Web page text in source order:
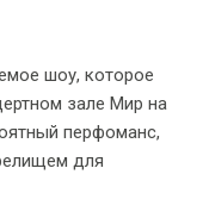
шоу, которое
зале Мир на
перфоманс,
для